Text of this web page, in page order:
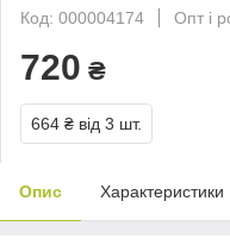
Код: 000004174
Опт і
720 ₴
664 ₴ від 3 шт.
Опис Характеристики